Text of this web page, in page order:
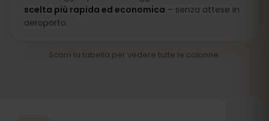
scelta più rapida ed economica – senza attese in
aeroporto.
Scorri la tabella per vedere tutte le colonne.